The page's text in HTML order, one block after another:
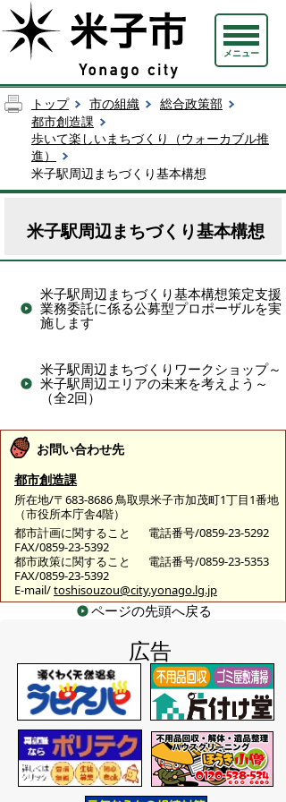
メニュー
トップ 市の組織
総合政策部
都市創造課
歩いて楽しいまちづくり（ウォーカブル推
進）
米子駅周辺まちづくり基本構想
米子駅周辺まちづくり基本構想
米子駅周辺まちづくり基本構想策定支援
業務委託に係る公募型プロポーザルを実
施します
米子駅周辺まちづくりワークショップ～
米子駅周辺エリアの未来を考えよう～
（全2回）
お問い合わせ先
都市創造課
所在地/〒683-8686 鳥取県米子市加茂町1丁目1番地
（市役所本庁舎4階）
都市計画に関すること
電話番号/0859-23-5292
FAX/0859-23-5392
都市政策に関すること
電話番号/0859-23-5353
FAX/0859-23-5392
E-mail/toshisouzou@city.yonago.lg.jp
ページの先頭へ戻る
広告